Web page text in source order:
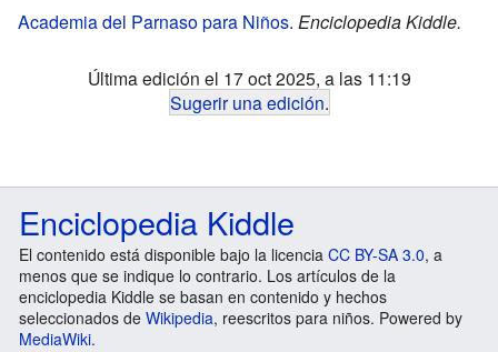
Academia del Parnaso para Niños. Enciclopedia Kiddle.
Última edición el 17 oct 2025, a las 11:19
Sugerir una edición.
Enciclopedia Kiddle
El contenido está disponible bajo la licencia CC BY-SA 3.0, a
menos que se indique lo contrario. Los artículos de la
enciclopedia Kiddle se basan en contenido y hechos
seleccionados de Wikipedia, reescritos para niños. Powered by
MediaWiki.